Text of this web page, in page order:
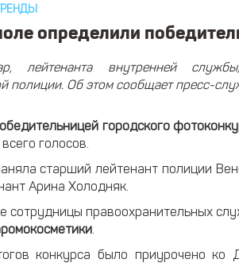
ТРЕНДЫ
определили
лейтенанта внутренней
полиции. Об этом сообщает пресс-
городского
голосов.
старший лейтенант полиции
Арина Холодняк.
сотрудницы правоохранительных
.
конкурса было приурочено